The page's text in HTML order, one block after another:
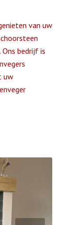
van uw
bedrijf is
uw